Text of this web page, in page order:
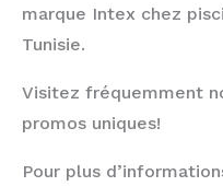
marque Intex chez
Tunisie.
Visitez fréquemment
promos uniques!
Pour plus